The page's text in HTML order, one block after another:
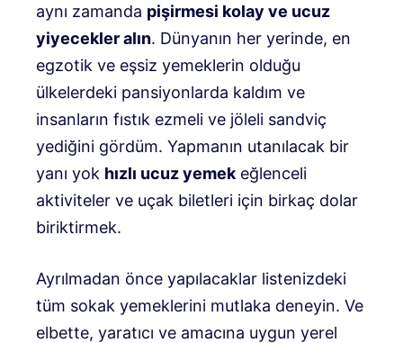
aynı zamanda pişirmesi kolay ve ucuz
yiyecekler alın. Dünyanın her yerinde, en
egzotik ve eşsiz yemeklerin olduğu
ülkelerdeki pansiyonlarda kaldım ve
insanların fıstık ezmeli ve jöleli sandviç
yediğini gördüm. Yapmanın utanılacak bir
yanı yok hızlı ucuz yemek eğlenceli
aktiviteler ve uçak biletleri için birkaç dolar
biriktirmek.
Ayrılmadan önce yapılacaklar listenizdeki
tüm sokak yemeklerini mutlaka deneyin. Ve
elbette, yaratıcı ve amacına uygun yerel